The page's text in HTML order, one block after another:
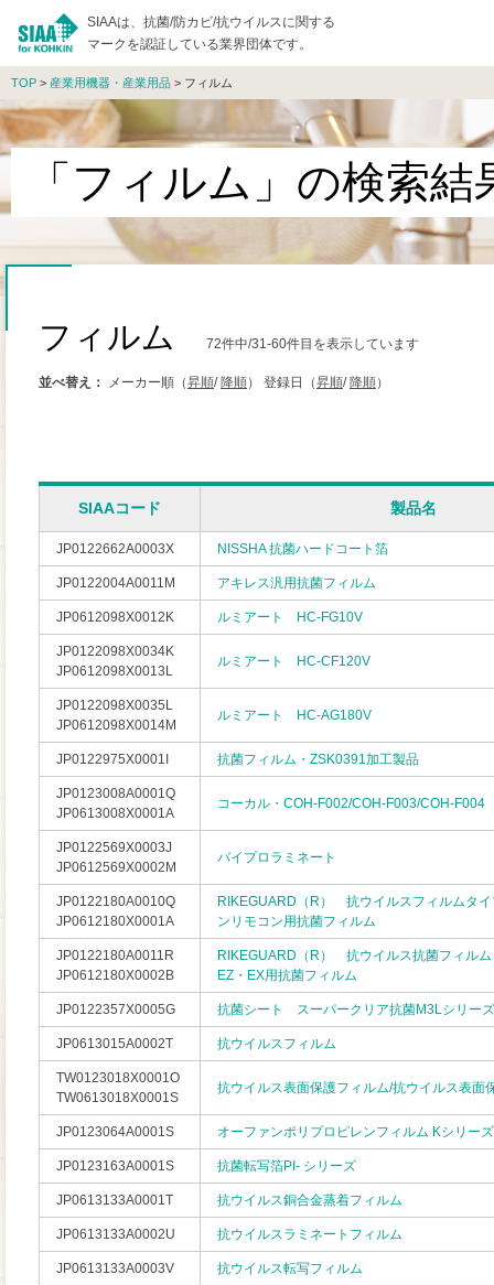
SIAAは、抗菌/防カビ/抗ウイルスに関する
マークを認証している業界団体です。
TOP > 産業用機器・産業用品 > フィルム
「フィルム」の検索結
フィルム 72件中/31-60件目を表示しています
並べ替え： メーカー順（昇順/ 降順） 登録日（昇順/ 降順）
SIAAコード 製品名
JP0122662A0003X NISSHA 抗菌ハードコート箔
JP0122004A0011M アキレス汎用抗菌フィルム
JP0612098X0012K ルミアート HC-FG10V
JP0122098X0034K
JP0612098X0013L
ルミアート HC-CF120V
JP0122098X0035L
JP0612098X0014M
ルミアート HC-AG180V
JP0122975X0001I 抗菌フィルム・ZSK0391加工製品
JP0123008A0001Q
JP0613008X0001A
コーカル・COH-F002/COH-F003/COH-F004
JP0122569X0003J
JP0612569X0002M
バイプロラミネート
JP0122180A0010Q
JP0612180X0001A
RIKEGUARD（R） 抗ウイルスフィルムタ
ンリモコン用抗菌フィルム
JP0122180A0011R
JP0612180X0002B
RIKEGUARD（R） 抗ウイルス抗菌フィル
EZ・EX用抗菌フィルム
JP0122357X0005G 抗菌シート スーパークリア抗菌M3Lシリー
JP0613015A0002T 抗ウイルスフィルム
TW0123018X0001O
TW0613018X0001S
抗ウイルス表面保護フィルム/抗ウイルス表
JP0123064A0001S オーファンポリプロピレンフィルム Kシリーズ
JP0123163A0001S 抗菌転写箔PI- シリーズ
JP0613133A0001T 抗ウイルス銅合金蒸着フィルム
JP0613133A0002U 抗ウイルスラミネートフィルム
JP0613133A0003V 抗ウイルス転写フィルム